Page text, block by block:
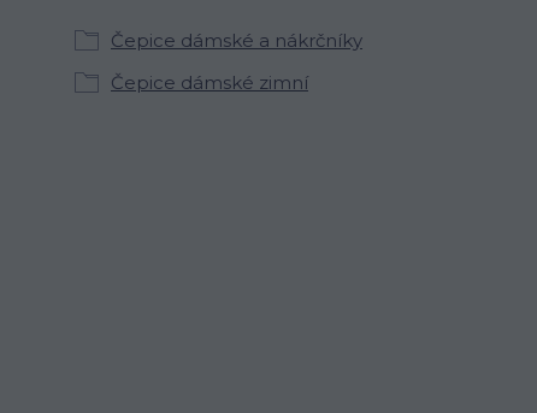
Čepice dámské a nákrčníky
Čepice dámské zimní